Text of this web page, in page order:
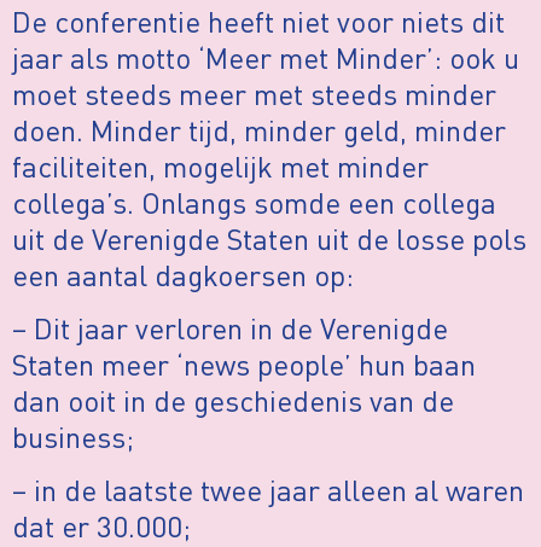
De conferentie heeft niet voor niets dit
jaar als motto ‘Meer met Minder’: ook u
moet steeds meer met steeds minder
doen. Minder tijd, minder geld, minder
faciliteiten, mogelijk met minder
collega’s. Onlangs somde een collega
uit de Verenigde Staten uit de losse pols
een aantal dagkoersen op:
– Dit jaar verloren in de Verenigde
Staten meer ‘news people’ hun baan
dan ooit in de geschiedenis van de
business;
– in de laatste twee jaar alleen al waren
dat er 30.000;